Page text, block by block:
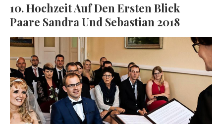
10. Hochzeit Auf Den Ersten Blick
Paare Sandra Und Sebastian 2018